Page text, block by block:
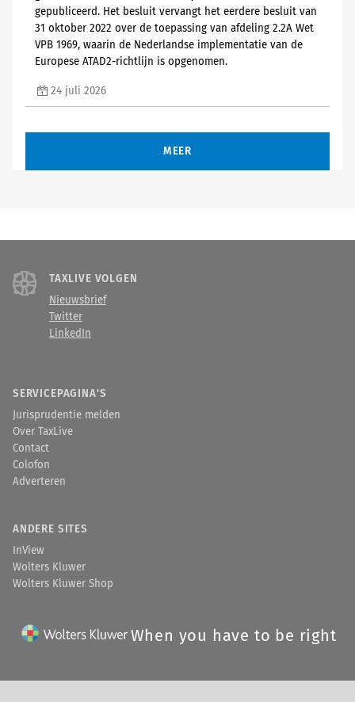
gepubliceerd. Het besluit vervangt het eerdere besluit van
31 oktober 2022 over de toepassing van afdeling 2.2A Wet
VPB 1969, waarin de Nederlandse implementatie van de
Europese ATAD2-richtlijn is opgenomen.
24 juli 2026
MEER
TAXLIVE VOLGEN
Nieuwsbrief
Twitter
LinkedIn
SERVICEPAGINA'S
Jurisprudentie melden
Over TaxLive
Contact
Colofon
Adverteren
ANDERE SITES
InView
Wolters Kluwer
Wolters Kluwer Shop
When you have to be right